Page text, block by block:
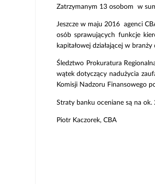
Zatrzymanym 13 osobom w
Jeszcze w maju 2016 agenci
osób sprawujących funkcje
kapitałowej działającej w
Śledztwo Prokuratura
wątek dotyczący nadużycia
Komisji Nadzoru Finansowego
Straty banku oceniane są na ok.
Piotr Kaczorek, CBA